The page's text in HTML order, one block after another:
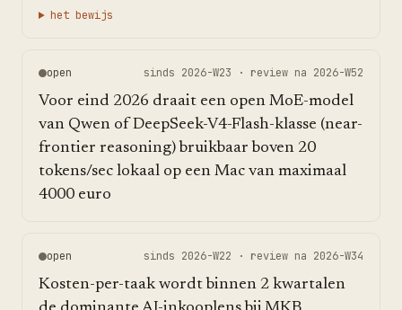
het bewijs
open sinds 2026-W23 · review na 2026-W52
Voor eind 2026 draait een open MoE-model
van Qwen of DeepSeek-V4-Flash-klasse (near-
frontier reasoning) bruikbaar boven 20
tokens/sec lokaal op een Mac van maximaal
4000 euro
open sinds 2026-W22 · review na 2026-W34
Kosten-per-taak wordt binnen 2 kwartalen